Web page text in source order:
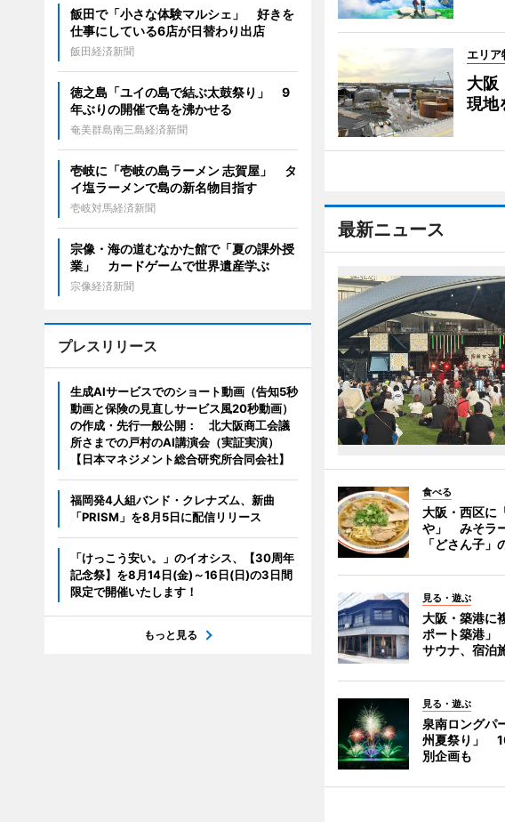
エリア
大阪
現地
最新ニュース
食べる
大阪・西区に
や」 みそラ
「どさん子」
見る・遊ぶ
大阪・築港に
ポート築港」
サウナ、宿泊
見る・遊ぶ
泉南ロングパ
州夏祭り」
別企画も
飯田で「小さな体験マルシェ」 好きを
仕事にしている6店が日替わり出店
飯田経済新聞
徳之島「ユイの島で結ぶ太鼓祭り」 9
年ぶりの開催で島を沸かせる
奄美群島南三島経済新聞
壱岐に「壱岐の島ラーメン 志賀屋」 タ
イ塩ラーメンで島の新名物目指す
壱岐対馬経済新聞
宗像・海の道むなかた館で「夏の課外授
業」 カードゲームで世界遺産学ぶ
宗像経済新聞
プレスリリース
生成AIサービスでのショート動画（告知5秒
動画と保険の見直しサービス風20秒動画）
の作成・先行一般公開： 北大阪商工会議
所さまでの戸村のAI講演会（実証実演）
【日本マネジメント総合研究所合同会社】
福岡発4人組バンド・クレナズム、新曲
「PRISM」を8月5日に配信リリース
「けっこう安い。」のイオシス、【30周年
記念祭】を8月14日(金)～16日(日)の3日間
限定で開催いたします！
もっと見る